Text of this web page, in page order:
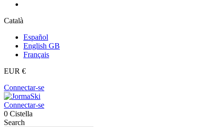
Català
Español
English GB
Français
EUR €
Connectar-se
Connectar-se
0 Cistella
Search